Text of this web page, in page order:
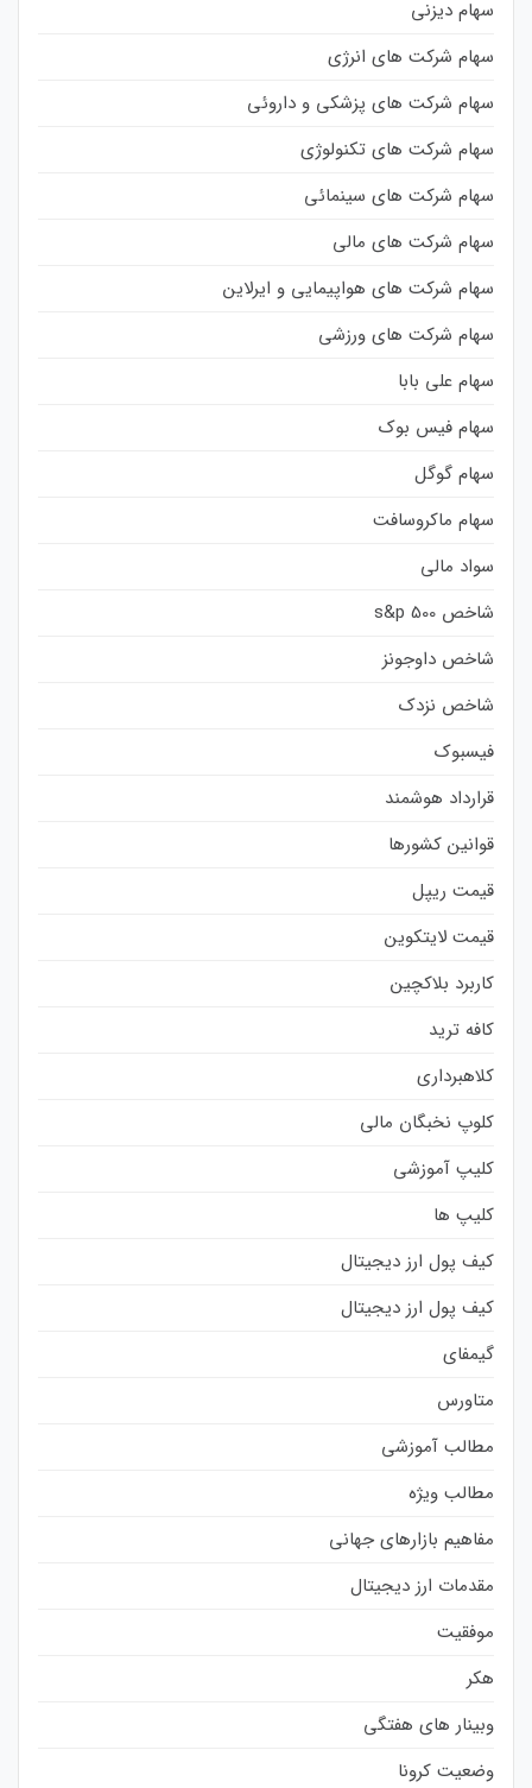
سهام دیزنی
سهام شرکت های انرژی
سهام شرکت های پزشکی و داروئی
سهام شرکت های تکنولوژی
سهام شرکت های سینمائی
سهام شرکت های مالی
سهام شرکت های هواپیمایی و ایرلاین
سهام شرکت های ورزشی
سهام علی بابا
سهام فیس بوک
سهام گوگل
سهام ماکروسافت
سواد مالی
شاخص s&p 500
شاخص داوجونز
شاخص نزدک
فیسبوک
قرارداد هوشمند
قوانین کشورها
قیمت ریپل
قیمت لایتکوین
کاربرد بلاکچین
کافه ترید
کلاهبرداری
کلوپ نخبگان مالی
کلیپ آموزشی
کلیپ ها
کیف پول ارز دیجیتال
کیف پول ارز دیجیتال
گیمفای
متاورس
مطالب آموزشی
مطالب ویژه
مفاهیم بازارهای جهانی
مقدمات ارز دیجیتال
موفقیت
هکر
وبینار های هفتگی
وضعیت کرونا